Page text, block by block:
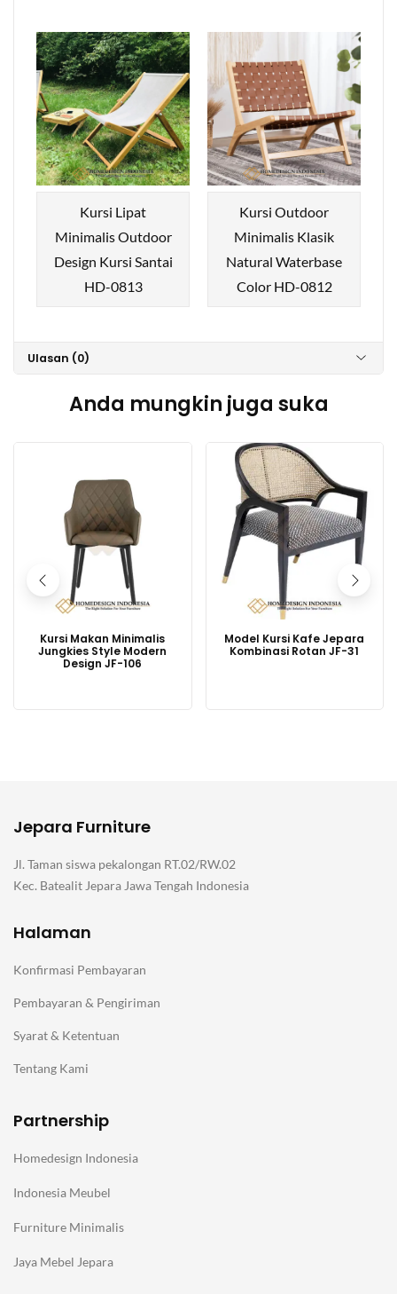
Kursi Lipat
Minimalis Outdoor
Design Kursi Santai
HD-0813
Kursi Outdoor
Minimalis Klasik
Natural Waterbase
Color HD-0812
Ulasan (0)
Anda mungkin juga suka
Kursi Makan Minimalis
Jungkies Style Modern
Design JF-106
Model Kursi Kafe Jepara
Kombinasi Rotan JF-31
Jepara Furniture
Jl. Taman siswa pekalongan RT.02/RW.02
Kec. Batealit Jepara Jawa Tengah Indonesia
Halaman
Konfirmasi Pembayaran
Pembayaran & Pengiriman
Syarat & Ketentuan
Tentang Kami
Partnership
Homedesign Indonesia
Indonesia Meubel
Furniture Minimalis
Jaya Mebel Jepara